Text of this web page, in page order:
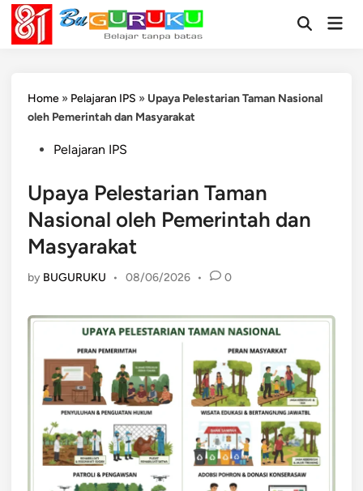
Skip
content
OpenMain
Home » Pelajaran IPS » Upaya Pelestarian Taman Nasional
oleh Pemerintah dan Masyarakat
PostedPelajaran IPS
Upaya Pelestarian Taman
Nasional oleh Pemerintah dan
Masyarakat
by BUGURUKU • 08/06/2026 • 0